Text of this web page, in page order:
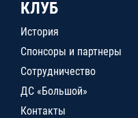
КЛУБ
История
Спонсоры и партнеры
Сотрудничество
ДС «Большой»
Контакты